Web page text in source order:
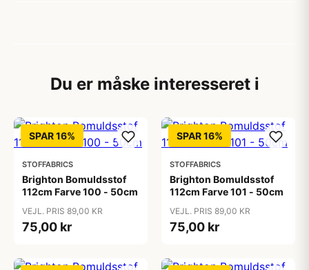
Du er måske interesseret i
SPAR 16%
STOFFABRICS
Brighton Bomuldsstof
112cm Farve 100 - 50cm
VEJL. PRIS 89,00 KR
75,00 kr
SPAR 16%
STOFFABRICS
Brighton Bomuldsstof
112cm Farve 101 - 50cm
VEJL. PRIS 89,00 KR
75,00 kr